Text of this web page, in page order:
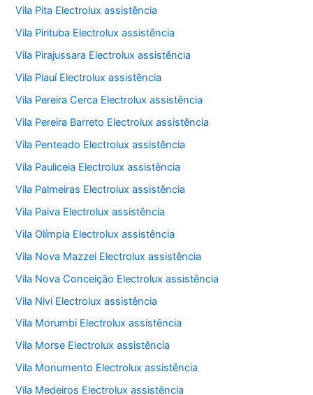
Vila Pita Electrolux assistência
Vila Pirituba Electrolux assistência
Vila Pirajussara Electrolux assistência
Vila Piauí Electrolux assistência
Vila Pereira Cerca Electrolux assistência
Vila Pereira Barreto Electrolux assistência
Vila Penteado Electrolux assistência
Vila Pauliceia Electrolux assistência
Vila Palmeiras Electrolux assistência
Vila Paiva Electrolux assistência
Vila Olímpia Electrolux assistência
Vila Nova Mazzei Electrolux assistência
Vila Nova Conceição Electrolux assistência
Vila Nivi Electrolux assistência
Vila Morumbi Electrolux assistência
Vila Morse Electrolux assistência
Vila Monumento Electrolux assistência
Vila Medeiros Electrolux assistência